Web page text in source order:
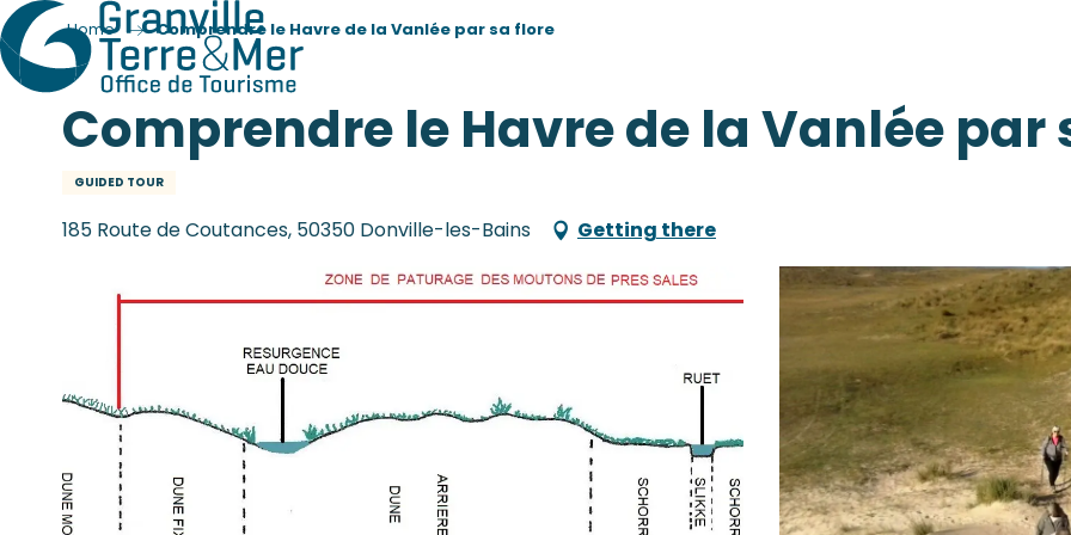
Home Comprendre le Havre de la Vanlée par sa flore
Comprendre le Havre de la Vanlée par
GUIDED TOUR
185 Route de Coutances, 50350 Donville-les-Bains Getting there